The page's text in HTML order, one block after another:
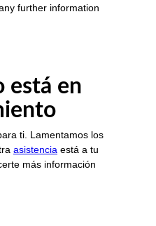
further information
está en
ti. Lamentamos los
asistencia está a tu
más información